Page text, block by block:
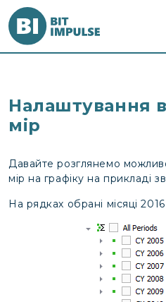
Налаштування
мір
Давайте розглянемо
мір на графіку на прикладі
На рядках обрані місяці